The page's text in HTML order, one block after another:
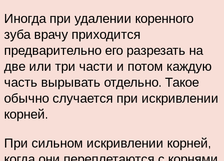
Иногда при удалении коренного
зуба врачу приходится
предварительно его разрезать на
две или три части и потом каждую
часть вырывать отдельно. Такое
обычно случается при искривлении
корней.
При сильном искривлении корней,